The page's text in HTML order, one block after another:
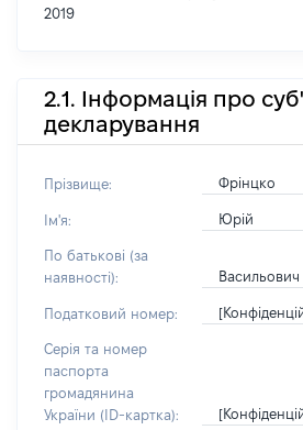
2019
2.1. Інформація про
декларування
Прізвище: Фрінцко
Ім'я: Юрій
По батькові (за
наявності):
Васильович
Податковий номер:
Серія та номер
паспорта
громадянина
України (ID-картка):